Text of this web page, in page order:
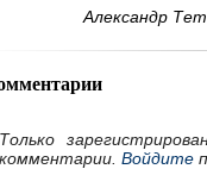
Александр
Только
комментарии. Войдите